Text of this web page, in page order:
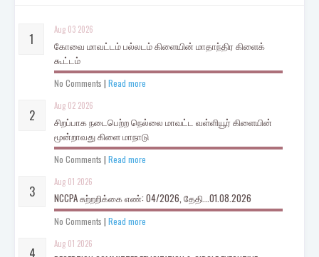
Aug 03 2026
கோவை மாவட்டம் பல்லடம் கிளையின் மாதாந்திர கிளைக்
கூட்டம்
No Comments | Read more
Aug 02 2026
சிறப்பாக நடைபெற்ற நெல்லை மாவட்ட வள்ளியூர் கிளையின்
மூன்றாவது கிளை மாநாடு
No Comments | Read more
Aug 01 2026
NCCPA சுற்றறிக்கை எண்: 04/2026, தேதி...01.08.2026
No Comments | Read more
Aug 01 2026